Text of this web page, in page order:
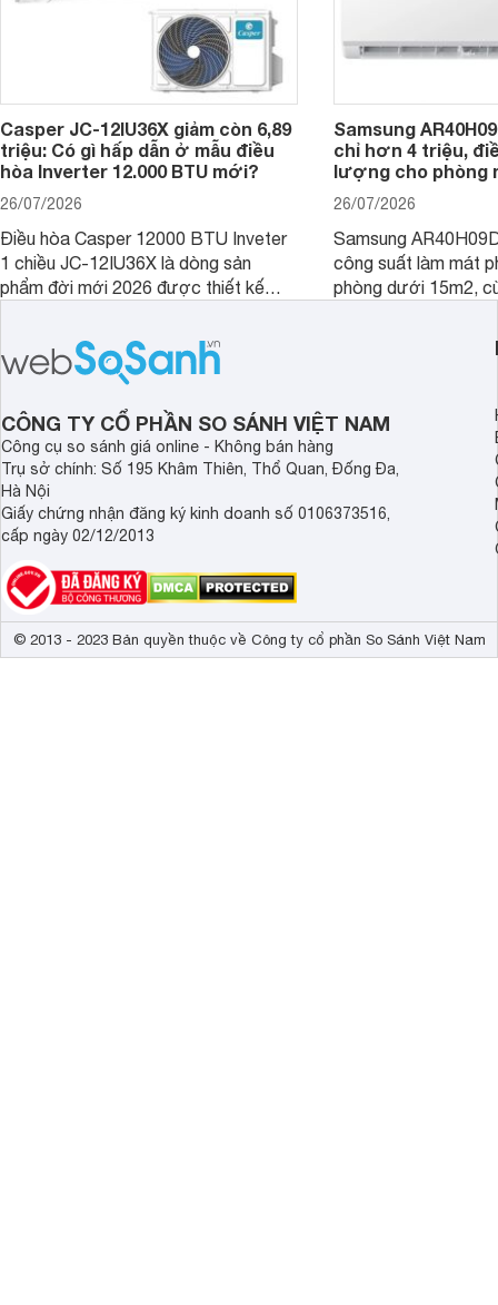
Casper JC-12IU36X giảm còn 6,89
triệu: Có gì hấp dẫn ở mẫu điều
hòa Inverter 12.000 BTU mới?
26/07/2026
Điều hòa Casper 12000 BTU Inveter
1 chiều JC-12IU36X là dòng sản
phẩm đời mới 2026 được thiết kế
sở hữu khả năng làm mát tốt mà còn
có giá bán rất hợp lý.
Samsung
chỉ hơn 4 triệu,
lượng cho phòng
26/07/2026
Samsung
công suất làm mát
phòng dưới 15m2,
phòng ngủ, phòng
CÔNG TY CỔ PHẦN SO SÁNH VIỆT NAM
Công cụ so sánh giá online - Không bán hàng
Trụ sở chính: Số 195 Khâm Thiên, Thổ Quan, Đống Đa,
Hà Nội
Giấy chứng nhận đăng ký kinh doanh số 0106373516,
cấp ngày 02/12/2013
© 2013 - 2023 Bản quyền thuộc về Công ty cổ phần So Sánh Việt Nam